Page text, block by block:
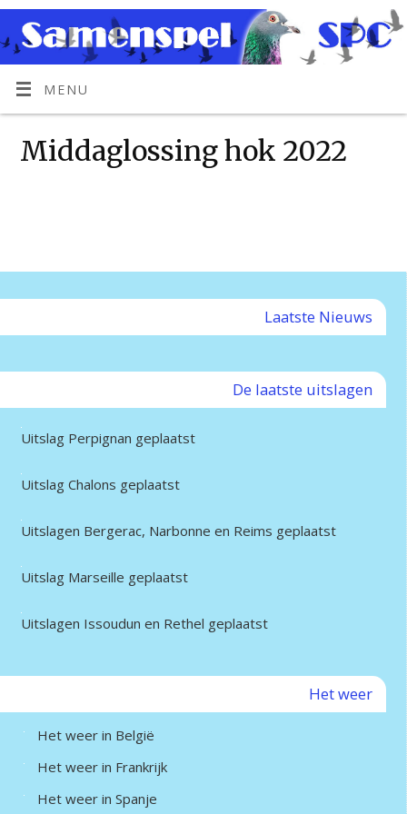
MENU
Middaglossing hok 2022
Laatste Nieuws
De laatste uitslagen
Uitslag Perpignan geplaatst
Uitslag Chalons geplaatst
Uitslagen Bergerac, Narbonne en Reims geplaatst
Uitslag Marseille geplaatst
Uitslagen Issoudun en Rethel geplaatst
Het weer
Het weer in België
Het weer in Frankrijk
Het weer in Spanje